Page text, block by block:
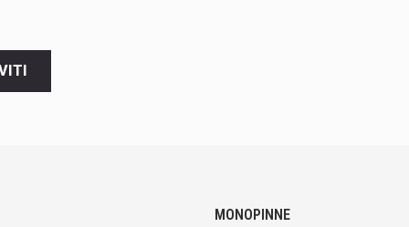
MONOPINNE